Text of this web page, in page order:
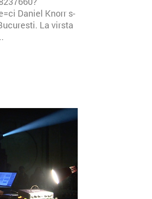
Daniel Knorr s-
La virsta